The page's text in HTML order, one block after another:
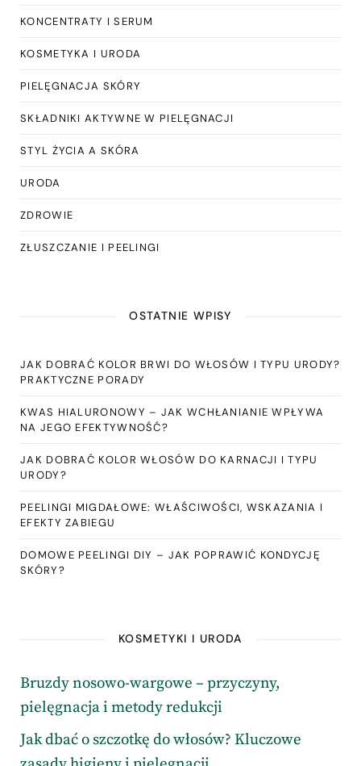
KONCENTRATY I SERUM
KOSMETYKA I URODA
PIELĘGNACJA SKÓRY
SKŁADNIKI AKTYWNE W PIELĘGNACJI
STYL ŻYCIA A SKÓRA
URODA
ZDROWIE
ZŁUSZCZANIE I PEELINGI
OSTATNIE WPISY
JAK DOBRAĆ KOLOR BRWI DO WŁOSÓW I TYPU URODY?
PRAKTYCZNE PORADY
KWAS HIALURONOWY – JAK WCHŁANIANIE WPŁYWA
NA JEGO EFEKTYWNOŚĆ?
JAK DOBRAĆ KOLOR WŁOSÓW DO KARNACJI I TYPU
URODY?
PEELINGI MIGDAŁOWE: WŁAŚCIWOŚCI, WSKAZANIA I
EFEKTY ZABIEGU
DOMOWE PEELINGI DIY – JAK POPRAWIĆ KONDYCJĘ
SKÓRY?
KOSMETYKI I URODA
Bruzdy nosowo-wargowe – przyczyny,
pielęgnacja i metody redukcji
Jak dbać o szczotkę do włosów? Kluczowe